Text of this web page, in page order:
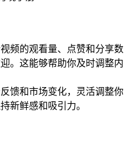
频的观看量、点赞和分享数
。这能够帮助你及时调整内
馈和市场变化，灵活调整你
新鲜感和吸引力。